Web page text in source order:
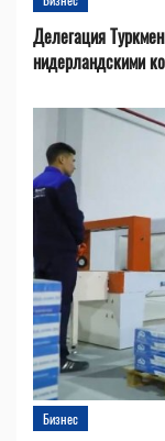
Делегация
нидерландскими
Бизнес